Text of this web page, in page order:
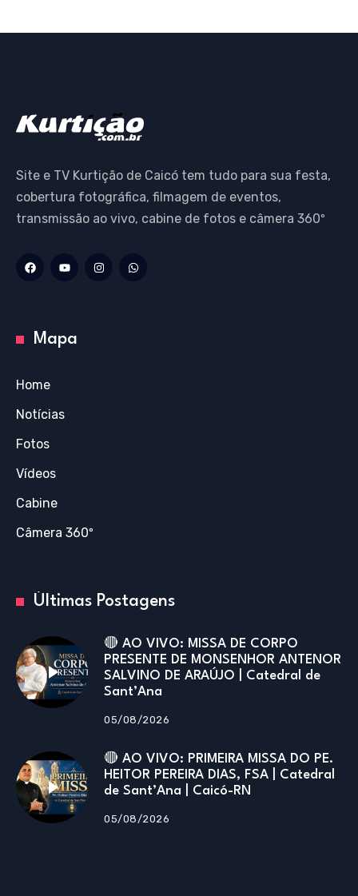
Site e TV Kurtição de Caicó tem tudo para sua festa,
cobertura fotográfica, filmagem de eventos,
transmissão ao vivo, cabine de fotos e câmera 360º
Mapa
Home
Notícias
Fotos
Vídeos
Cabine
Câmera 360º
Últimas Postagens
🔴 AO VIVO: MISSA DE CORPO
PRESENTE DE MONSENHOR ANTENOR
SALVINO DE ARAÚJO | Catedral de
Sant’Ana
05/08/2026
🔴 AO VIVO: PRIMEIRA MISSA DO PE.
HEITOR PEREIRA DIAS, FSA | Catedral
de Sant’Ana | Caicó-RN
05/08/2026